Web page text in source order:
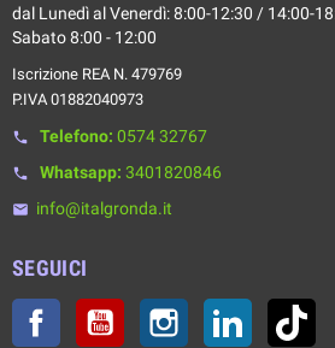
dal Lunedì al Venerdì: 8:00-12:30 / 14:00-
Sabato 8:00 - 12:00
Iscrizione REA N. 479769
P.IVA 01882040973
phone Telefono: 0574 32767
phone Whatsapp: 3401820846
email info@italgronda.it
SEGUICI
Facebook YouTube Instagram LinkedIn